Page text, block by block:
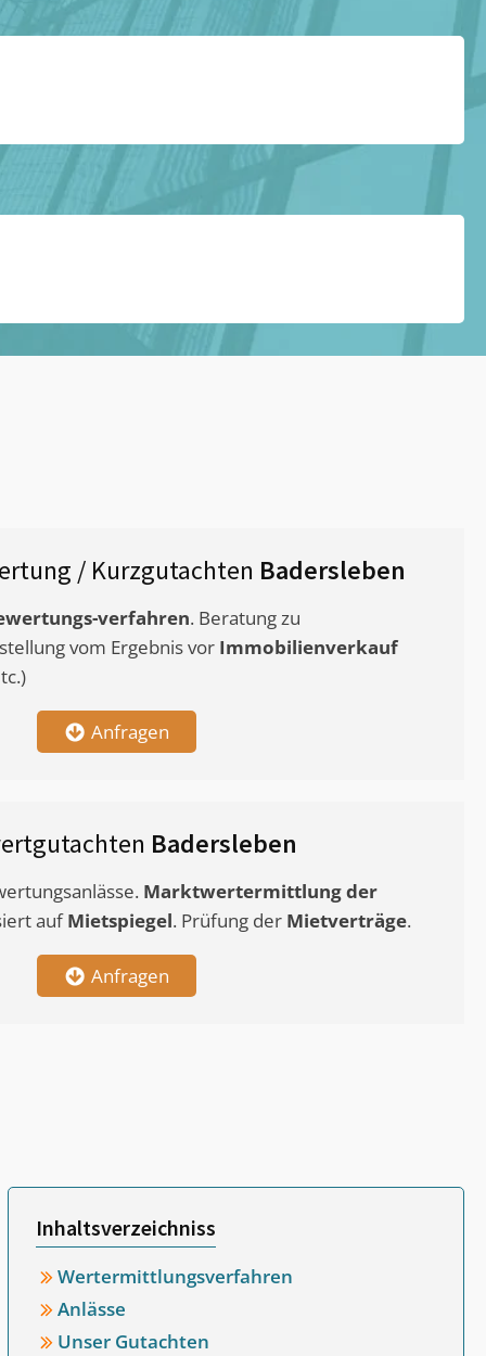
/ Kurzgutachten Badersleben
verfahren. Beratung zu
vom Ergebnis vor Immobilienverkauf
Anfragen
Badersleben
Marktwertermittlungder
aufMietspiegel. Prüfung der Mietverträge.
Anfragen
Inhaltsverzeichniss
Wertermittlungsverfahren
Anlässe
Unser Gutachten